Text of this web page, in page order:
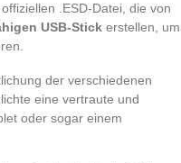
.ESD-Datei, die von
USB-Stick erstellen, um
der verschiedenen
eine vertraute und
oder sogar einem